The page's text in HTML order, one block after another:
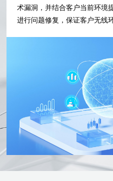
术漏洞，并结合客户当前环境
进行问题修复，保证客户无线